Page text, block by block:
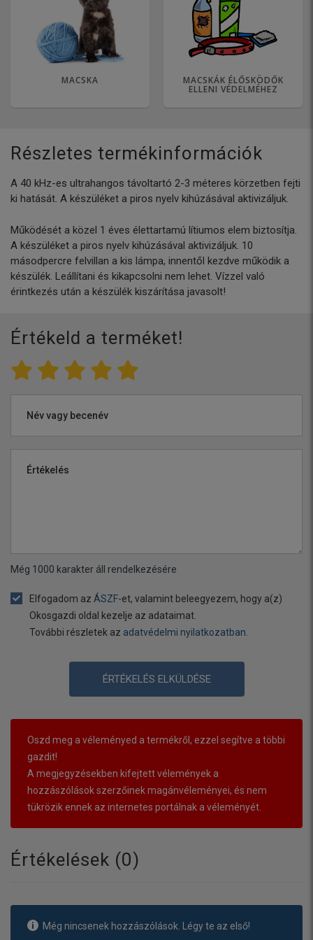
MACSKA MACSKÁK ÉLŐSKÖDŐK
ELLENI VÉDELMÉHEZ
Részletes termékinformációk
A 40 kHz-es ultrahangos távoltartó 2-3 méteres körzetben fejti
ki hatását. A készüléket a piros nyelv kihúzásával aktivizáljuk.
Működését a közel 1 éves élettartamú lítiumos elem biztosítja.
A készüléket a piros nyelv kihúzásával aktivizáljuk. 10
másodpercre felvillan a kis lámpa, innentől kezdve működik a
készülék. Leállítani és kikapcsolni nem lehet. Vízzel való
érintkezés után a készülék kiszárítása javasolt!
Értékeld a terméket!
Név vagy becenév
Értékelés
Még 1000 karakter áll rendelkezésére
Elfogadom az ÁSZF-et, valamint beleegyezem, hogy a(z)
Okosgazdi oldal kezelje az adataimat.
További részletek az adatvédelmi nyilatkozatban
ÉRTÉKELÉS ELKÜLDÉSE
Oszd meg a véleményed a termékről, ezzel segítve a többi
gazdit!
A megjegyzésekben kifejtett vélemények a
hozzászólások szerzőinek magánvéleményei, és nem
tükrözik ennek az internetes portálnak a véleményét.
Értékelések (0)
Még nincsenek hozzászólások. Légy te az első!